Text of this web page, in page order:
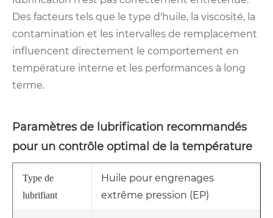
Des facteurs tels que le type d'huile, la viscosité, la
contamination et les intervalles de remplacement
influencent directement le comportement en
température interne et les performances à long
terme.
Paramètres de lubrification recommandés
pour un contrôle optimal de la température
Type de
lubrifiant
Huile pour engrenages
extrême pression (EP)